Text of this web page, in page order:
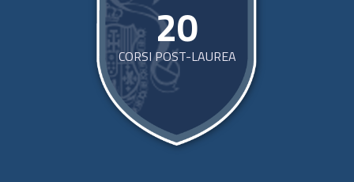
20
CORSI POST-LAUREA